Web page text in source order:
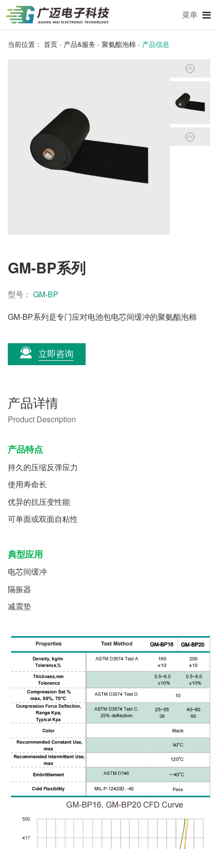
菜单
当前位置： 首页- 产品&服务 - 聚氨酯泡棉 - 产品信息
GM-BP系列
型号： GM-BP
GM-BP系列是专门应对电池包电芯间缓冲的聚氨酯泡棉
立即咨询
产品详情
Product Description
产品特点
持久的压缩反弹应力
使用寿命长
优异的抗压变性能
可单面或双面自粘性
典型应用
电芯间缓冲
隔振器
减震垫